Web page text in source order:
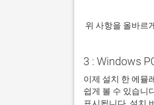
위 사항을 올바르
3 : Windows
이제 설치 한 에뮬
쉽게 볼 수 있습니